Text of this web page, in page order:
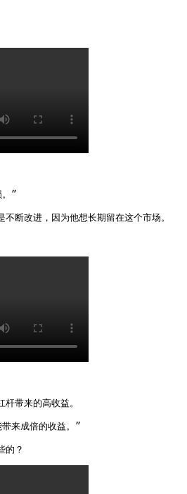
。”
断改进，因为他想长期留在这个市场。
带来的高收益。
来成倍的收益。”
的？